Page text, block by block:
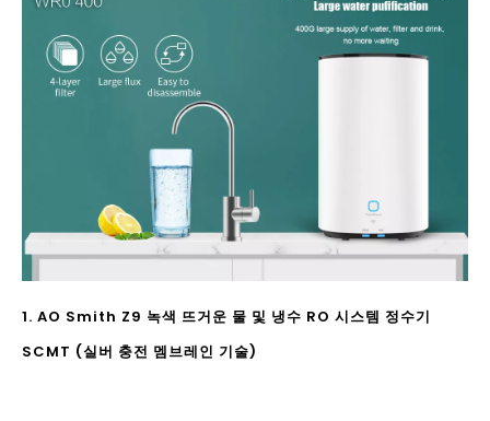
1. AO Smith Z9 녹색 뜨거운 물 및 냉수 RO 시스템 정수기
SCMT (실버 충전 멤브레인 기술)